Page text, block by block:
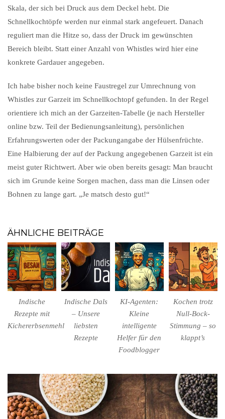
Skala, der sich bei Druck aus dem Deckel hebt. Die
Schnellkochtöpfe werden nur einmal stark angefeuert. Danach
reguliert man die Hitze so, dass der Druck im gewünschten
Bereich bleibt. Statt einer Anzahl von Whistles wird hier eine
konkrete Gardauer angegeben.
Ich habe bisher noch keine Faustregel zur Umrechnung von
Whistles zur Garzeit im Schnellkochtopf gefunden. In der Regel
orientiere ich mich an der Garzeiten-Tabelle (je nach Hersteller
online bzw. Teil der Bedienungsanleitung), persönlichen
Erfahrungswerten oder der Packungangabe der Hülsenfrüchte.
Eine Halbierung der auf der Packung angegebenen Garzeit ist ein
meist guter Richtwert. Aber wie oben bereits gesagt: Man braucht
sich im Grunde keine Sorgen machen, dass man die Linsen oder
Bohnen zu lange gart. „Je matsch desto gut!“
ÄHNLICHE BEITRÄGE
Indische
Rezepte mit
Kichererbsenmehl
Indische Dals
– Unsere
liebsten
Rezepte
KI-Agenten:
Kleine
intelligente
Helfer für den
Foodblogger
Kochen trotz
Null-Bock-
Stimmung – so
klappt’s